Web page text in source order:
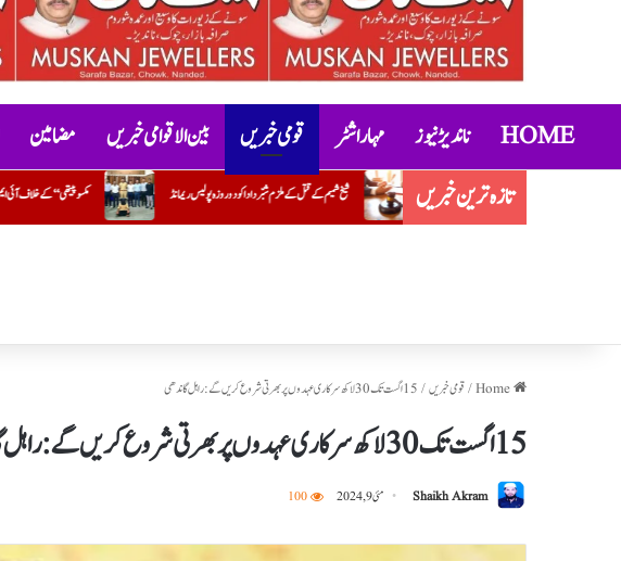
HOME ناندیڑ نیوز مہاراشٹر قومی خبریں بین الاقوامی خبریں مضامین
تازہ ترین خبریں غزہ میں 112 شہدا کی سب سے بڑا اجتماعی نماز جنازہ ’’مکسوپیتھی‘‘ کے خلاف آئی ایم اے کی احتجاجی تحریک شیخ شمیم کے قتل کے ملزم شبّر دادا کو دو روزہ پولیس ریمانڈ
/قومی خبریں/ 15 اگست تک 30 لاکھ سرکاری عہدوں پر بھرتی شروع کریں گے: راہل گاندھی
15 اگست تک 30 لاکھ سرکاری عہدوں پر بھرتی شروع کریں گے: راہل گاندھی
Shaikh Akram مئی 9, 2024 100